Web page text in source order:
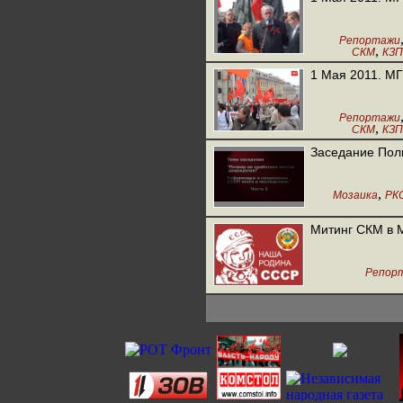
Репортажи
СКМ,
1 Мая 2011.
Репортажи
СКМ,
Заседание
Мозаика,
Митинг СКМ в